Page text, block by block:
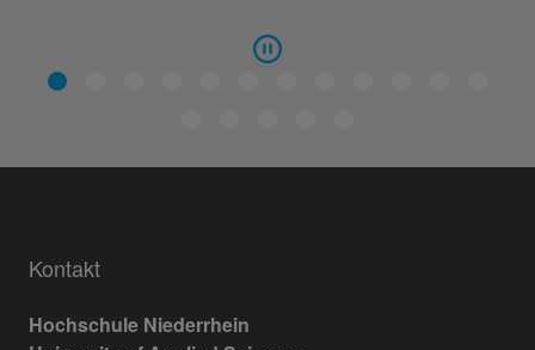
Kontakt
Hochschule Niederrhein